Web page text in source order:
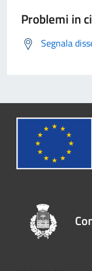
Problemi in
Segnala